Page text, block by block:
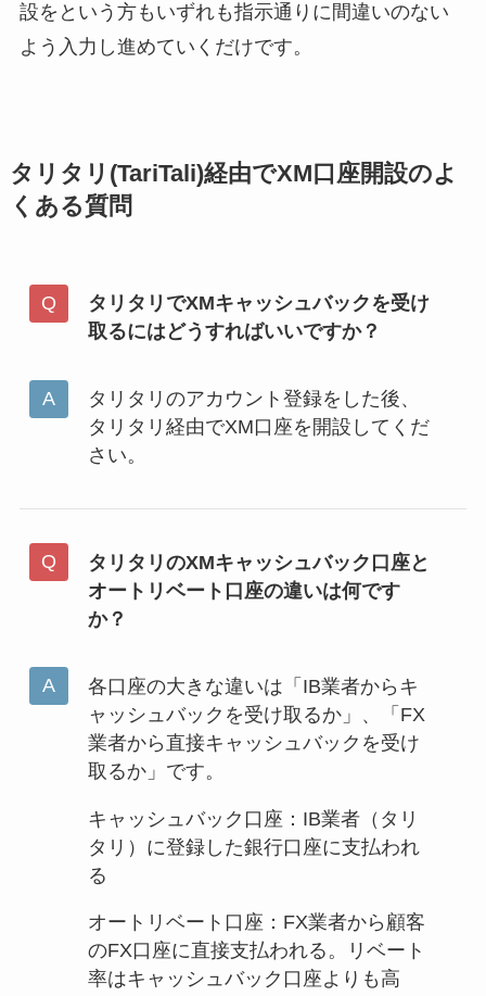
設をという方もいずれも指示通りに間違いのない
よう入力し進めていくだけです。
タリタリ(TariTali)経由でXM口座開設のよ
くある質問
タリタリでXMキャッシュバックを受け
取るにはどうすればいいですか？
タリタリのアカウント登録をした後、
タリタリ経由でXM口座を開設してくだ
さい。
タリタリのXMキャッシュバック口座と
オートリベート口座の違いは何です
か？
各口座の大きな違いは「IB業者からキ
ャッシュバックを受け取るか」、「FX
業者から直接キャッシュバックを受け
取るか」です。
キャッシュバック口座：IB業者（タリ
タリ）に登録した銀行口座に支払われ
る
オートリベート口座：FX業者から顧客
のFX口座に直接支払われる。リベート
率はキャッシュバック口座よりも高